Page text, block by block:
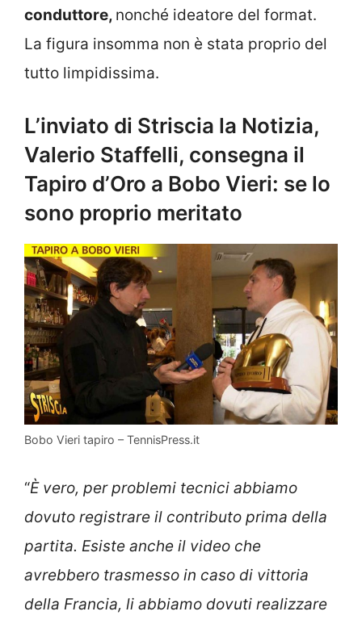
conduttore, nonché ideatore del format.
La figura insomma non è stata proprio del
tutto limpidissima.
L’inviato di Striscia la Notizia,
Valerio Staffelli, consegna il
Tapiro d’Oro a Bobo Vieri: se lo
sono proprio meritato
Bobo Vieri tapiro – TennisPress.it
“È vero, per problemi tecnici abbiamo
dovuto registrare il contributo prima della
partita. Esiste anche il video che
avrebbero trasmesso in caso di vittoria
della Francia, li abbiamo dovuti realizzare